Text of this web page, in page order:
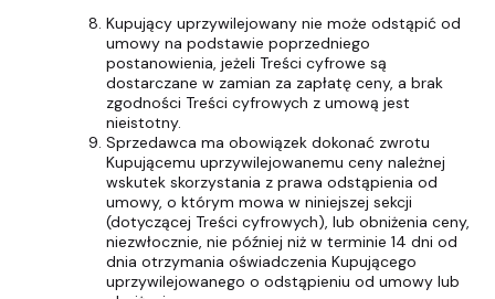
Kupujący uprzywilejowany nie może odstąpić od
umowy na podstawie poprzedniego
postanowienia, jeżeli Treści cyfrowe są
dostarczane w zamian za zapłatę ceny, a brak
zgodności Treści cyfrowych z umową jest
nieistotny.
Sprzedawca ma obowiązek dokonać zwrotu
Kupującemu uprzywilejowanemu ceny należnej
wskutek skorzystania z prawa odstąpienia od
umowy, o którym mowa w niniejszej sekcji
(dotyczącej Treści cyfrowych), lub obniżenia ceny,
niezwłocznie, nie później niż w terminie 14 dni od
dnia otrzymania oświadczenia Kupującego
uprzywilejowanego o odstąpieniu od umowy lub